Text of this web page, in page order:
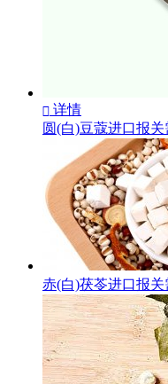
 详情
圆(白)豆蔻进口报
赤(白)茯苓进口报